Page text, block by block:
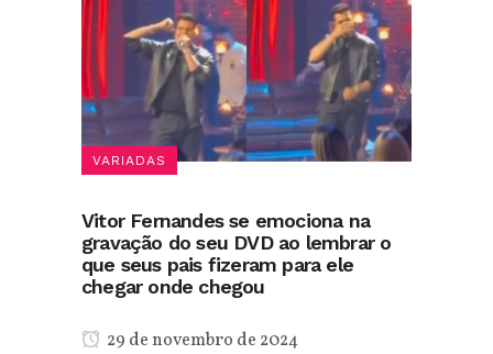
VARIADAS
Vitor Fernandes se emociona na
gravação do seu DVD ao lembrar o
que seus pais fizeram para ele
chegar onde chegou
29 de novembro de 2024